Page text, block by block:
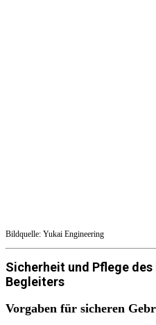
Bildquelle: Yukai Engineering
Sicherheit und Pflege
Begleiters
Vorgaben für sicheren